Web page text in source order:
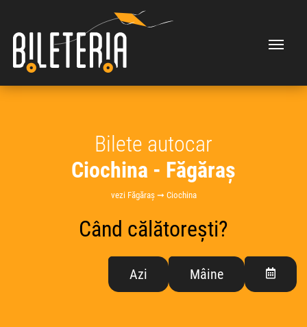
Bilete autocar
Ciochina - Făgăraș
vezi Făgăraș ➞ Ciochina
Când călătorești?
Azi Mâine